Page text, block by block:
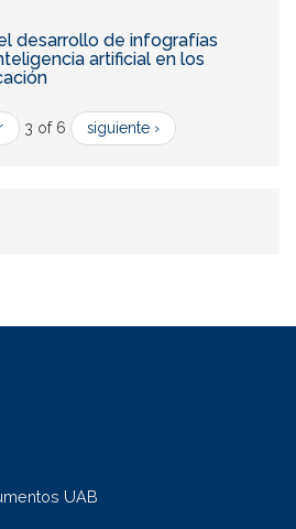
desarrollo de infografías
artificial en los
3 of 6 siguiente ›
UAB